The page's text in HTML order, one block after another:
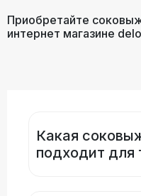
Приобретайте
интернет магазине
Какая
подходит для